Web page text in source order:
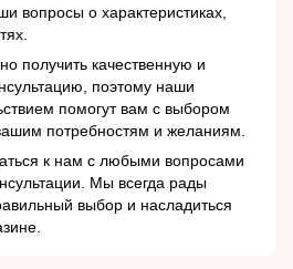
вопросы о характеристиках,
получить качественную и
поэтому наши
помогут вам с выбором
потребностям и желаниям.
к нам с любыми вопросами
Мы всегда рады
выбор и насладиться